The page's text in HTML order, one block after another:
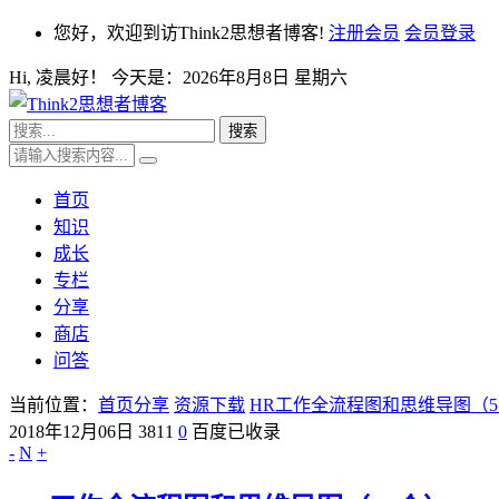
您好，欢迎到访Think2思想者博客! 注册会员 会员登录
Hi, 凌晨好！ 今天是： 2026年8月8日 星期六
首页
知识
成长
专栏
分享
商店
问答
当前位置： 首页分享 资源下载 HR工作全流程图和思维导图（
2018年12月06日 3811 0 百度已收录
- N +